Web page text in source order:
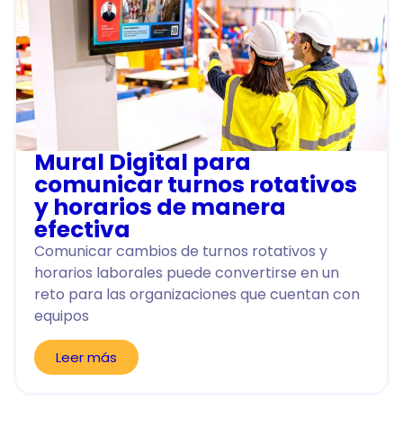
Mural Digital para
comunicar turnos rotativos
y horarios de manera
efectiva
Comunicar cambios de turnos rotativos y
horarios laborales puede convertirse en un
reto para las organizaciones que cuentan con
equipos
Leer más